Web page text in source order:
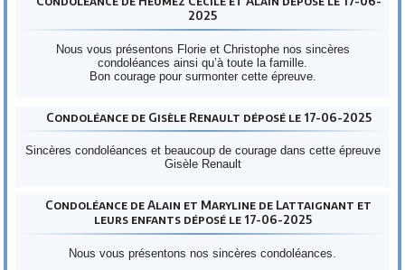
2025
Nous vous présentons Florie et Christophe nos sincères
condoléances ainsi qu’à toute la famille.
Bon courage pour surmonter cette épreuve.
Condoléance de Gisèle Renault déposé le 17-06-2025
Sincères condoléances et beaucoup de courage dans cette épreuve
Gisèle Renault
Condoléance de Alain et Maryline de Lattaignant et
leurs enfants déposé le 17-06-2025
Nous vous présentons nos sincères condoléances.